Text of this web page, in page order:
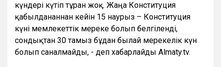
күндері күтіп тұрған жоқ. Жаңа Конституция
қабылданғаннан кейін 15 наурыз – Конституция
күні мемлекеттік мереке болып белгіленді,
сондықтан 30 тамыз бұдан былай мерекелік күн
болып саналмайды, - деп хабарлайды Almaty.tv.